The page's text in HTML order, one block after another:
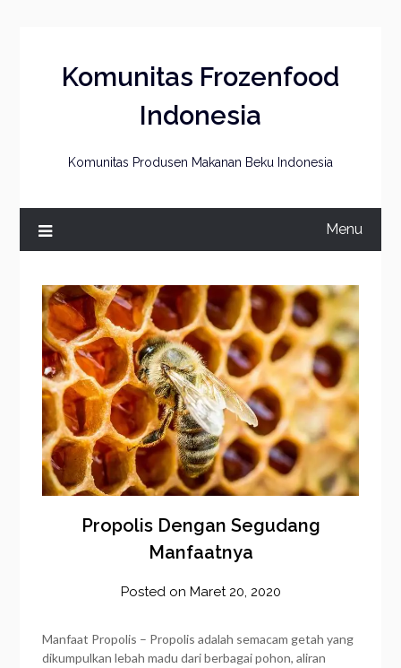
Komunitas Frozenfood
Indonesia
Komunitas Produsen Makanan Beku Indonesia
Menu
Propolis Dengan Segudang
Manfaatnya
Posted on Maret 20, 2020
Manfaat Propolis – Propolis adalah semacam getah yang
dikumpulkan lebah madu dari berbagai pohon, aliran